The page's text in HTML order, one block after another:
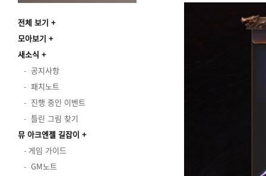
전체 보기
모아보기
새소식
공지사항
패치노트
진행 중인 이벤트
틀린 그림 찾기
뮤 아크엔젤 길잡이
게임 가이드
GM노트